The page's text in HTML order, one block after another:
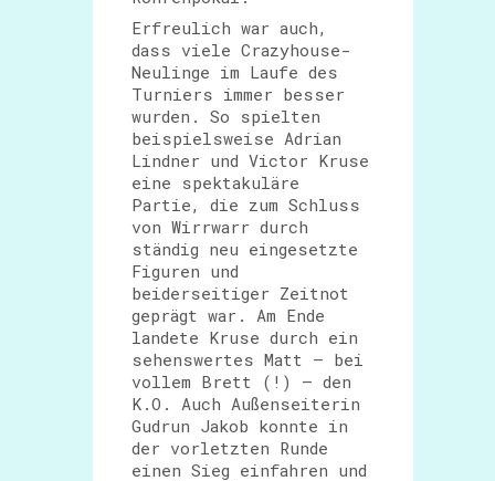
Erfreulich war auch,
dass viele Crazyhouse-
Neulinge im Laufe des
Turniers immer besser
wurden. So spielten
beispielsweise Adrian
Lindner und Victor Kruse
eine spektakuläre
Partie, die zum Schluss
von Wirrwarr durch
ständig neu eingesetzte
Figuren und
beiderseitiger Zeitnot
geprägt war. Am Ende
landete Kruse durch ein
sehenswertes Matt – bei
vollem Brett (!) – den
K.O. Auch Außenseiterin
Gudrun Jakob konnte in
der vorletzten Runde
einen Sieg einfahren und